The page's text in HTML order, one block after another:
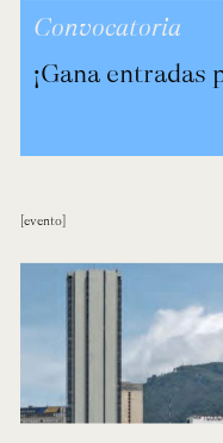
¡Gana entradas
Convocatoria
evento